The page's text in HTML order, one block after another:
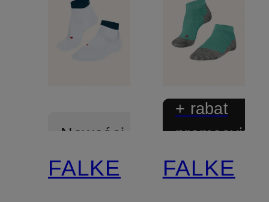
Nowości
FALKE
+ rabat
promocyjny
FALKE